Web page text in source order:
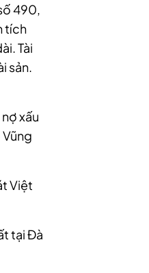
490,
tích
Tài
sản.
nợ xấu
Việt
tại Đà